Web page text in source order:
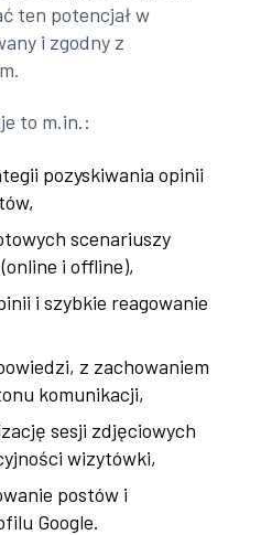
ten potencjał w
i zgodny z
to m.in.:
pozyskiwania opinii
scenariuszy
i offline),
i szybkie reagowanie
z zachowaniem
komunikacji,
sesji zdjęciowych
wizytówki,
postów i
Google.